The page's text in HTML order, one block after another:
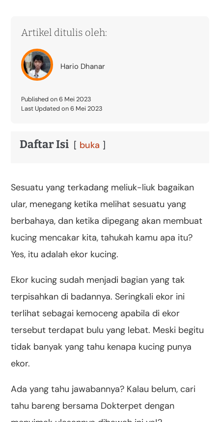
Artikel ditulis oleh:
Hario Dhanar
Published on 6 Mei 2023
Last Updated on 6 Mei 2023
Daftar Isi buka
Sesuatu yang terkadang meliuk-liuk bagaikan
ular, menegang ketika melihat sesuatu yang
berbahaya, dan ketika dipegang akan membuat
kucing mencakar kita, tahukah kamu apa itu?
Yes, itu adalah ekor kucing.
Ekor kucing sudah menjadi bagian yang tak
terpisahkan di badannya. Seringkali ekor ini
terlihat sebagai kemoceng apabila di ekor
tersebut terdapat bulu yang lebat. Meski begitu
tidak banyak yang tahu kenapa kucing punya
ekor.
Ada yang tahu jawabannya? Kalau belum, cari
tahu bareng bersama Dokterpet dengan